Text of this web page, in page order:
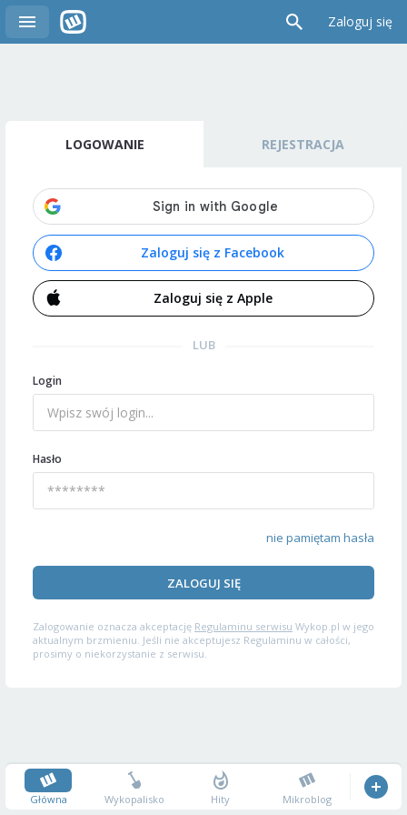
Zaloguj się
LOGOWANIE REJESTRACJA
Zaloguj się z Facebook
Zaloguj się z Apple
LUB
Login
Hasło
nie pamiętam hasła
ZALOGUJ SIĘ
Zalogowanie oznacza akceptację Regulaminu serwisu Wykop.pl w jego
aktualnym brzmieniu. Jeśli nie akceptujesz Regulaminu w całości,
prosimy o niekorzystanie z serwisu.
Główna Wykopalisko Hity Mikroblog